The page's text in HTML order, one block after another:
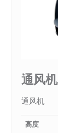
通风机
通风机
高度